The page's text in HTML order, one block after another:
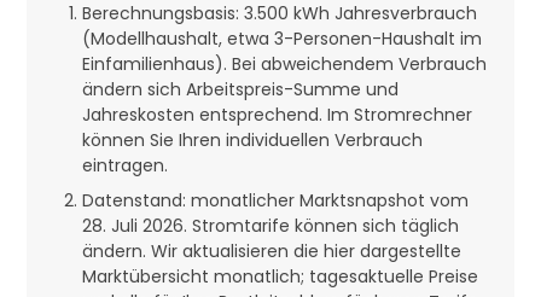
Berechnungsbasis: 3.500 kWh Jahresverbrauch
(Modellhaushalt, etwa 3-Personen-Haushalt im
Einfamilienhaus). Bei abweichendem Verbrauch
ändern sich Arbeitspreis-Summe und
Jahreskosten entsprechend. Im Stromrechner
können Sie Ihren individuellen Verbrauch
eintragen.
Datenstand: monatlicher Marktsnapshot vom
28. Juli 2026. Stromtarife können sich täglich
ändern. Wir aktualisieren die hier dargestellte
Marktübersicht monatlich; tagesaktuelle Preise